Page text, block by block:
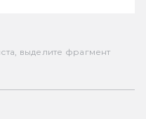
выделите фрагмент